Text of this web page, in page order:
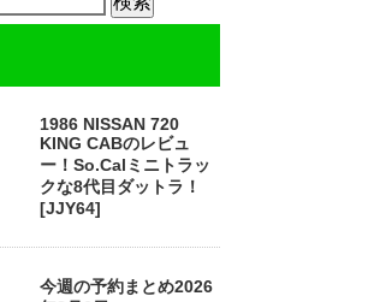
1986 NISSAN 720
KING CABのレビュ
ー！So.Calミニトラッ
クな8代目ダットラ！
[JJY64]
今週の予約まとめ2026